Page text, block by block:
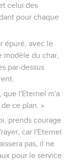
celui des
pour chaque
épuré, avec le
modèle du char,
par-dessus
que l'Eternel m'a
ce plan. »
prends courage
car l'Eternel
pas, il ne
pour le service